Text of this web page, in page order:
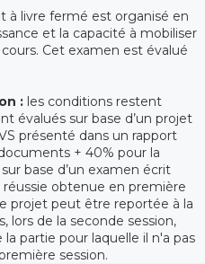
à livre fermé est organisé en
et la capacité à mobiliser
Cet examen est évalué
: les conditions restent
évalués sur base d’un projet
présenté dans un rapport
+ 40% pour la
base d’un examen écrit
réussie obtenue en première
projet peut être reportée à la
lors de la seconde session,
la partie pour laquelle il n'a pas
session.